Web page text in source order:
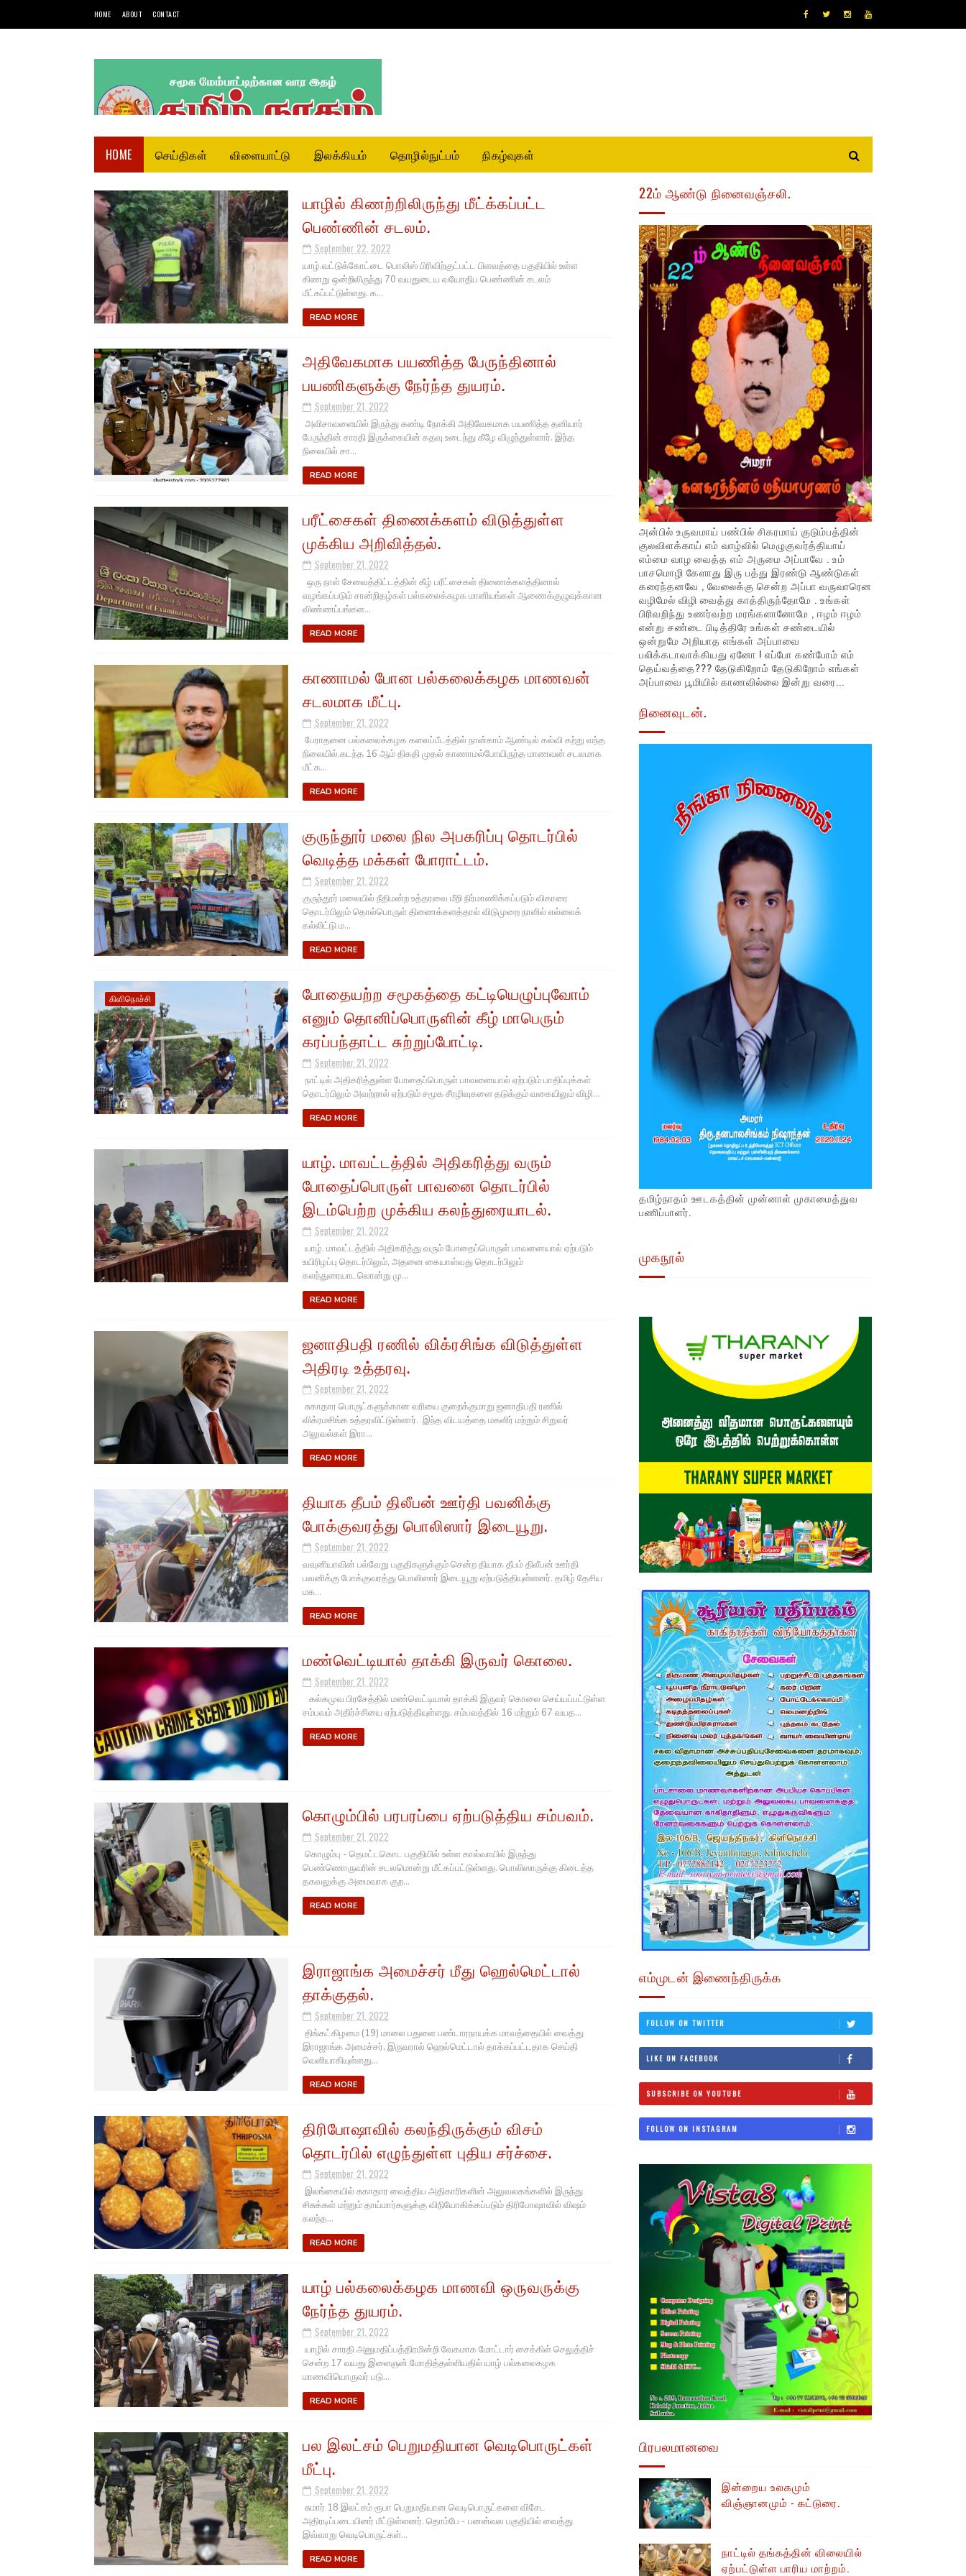
HOME ABOUT CONTACT
HOME செய்திகள் விளையாட்டு இலக்கியம் தொழில்நுட்பம் நிகழ்வுகள்
யாழில் கிணற்றிலிருந்து மீட்க்கப்பட்ட
பெண்ணின் சடலம்.
September 22, 2022
யாழ்.வட்டுக்கோட்டை பொலிஸ் பிரிவிற்குட்பட்ட பிளவத்தை பகுதியில் உள்ள
கிணறு ஒன்றிலிருந்து 70 வயதுடைய வயோதிப பெண்ணின் சடலம்
மீட்கப்பட்டுள்ளது. க...
READ MORE
அதிவேகமாக பயணித்த பேருந்தினால்
பயணிகளுக்கு நேர்ந்த துயரம்.
September 21, 2022
அவிசாவளையில் இருந்து கண்டி நோக்கி அதிவேகமாக பயணித்த தனியார்
பேருந்தின் சாரதி இருக்கையின் கதவு உடைந்து கீழே விழுந்துள்ளார். இந்த
நிலையில் சா...
READ MORE
பரீட்சைகள் திணைக்களம் விடுத்துள்ள
முக்கிய அறிவித்தல்.
September 21, 2022
ஒரு நாள் சேவைத்திட்டத்தின் கீழ் பரீட்சைகள் திணைக்களத்தினால்
வழங்கப்படும் சான்றிதழ்கள் பல்கலைக்கழக மானியங்கள் ஆணைக்குழுவுக்கான
விண்ணப்பங்கள...
READ MORE
காணாமல் போன பல்கலைக்கழக மாணவன்
சடலமாக மீட்பு.
September 21, 2022
பேராதனை பல்கலைக்கழக கலைப்பீடத்தில் நான்காம் ஆண்டில் கல்வி கற்று வந்த
நிலையில்,கடந்த 16 ஆம் திகதி முதல் காணாமல்போயிருந்த மாணவன் சடலமாக
மீட்க...
READ MORE
குருந்தூர் மலை நில அபகரிப்பு தொடர்பில்
வெடித்த மக்கள் போராட்டம்.
September 21, 2022
குருந்தூர் மலையில் நீதிமன்ற உத்தரவை மீறி நிர்மாணிக்கப்படும் விகாரை
தொடர்பிலும் தொல்பொருள் திணைக்களத்தால் விடுமுறை நாளில் எல்லைக்
கல்லிட்டு ம...
READ MORE
கிளிநொச்சி
போதையற்ற சமூகத்தை கட்டியெழுப்புவோம்
எனும் தொனிப்பொருளின் கீழ் மாபெரும்
கரப்பந்தாட்ட சுற்றுப்போட்டி.
September 21, 2022
நாட்டில் அதிகரித்துள்ள போதைப்பொருள் பாவனையால் ஏற்படும் பாதிப்புக்கள்
தொடர்பிலும் அவற்றால் ஏற்படும் சமூக சீரழிவுகளை தடுக்கும் வகையிலும் விழி...
READ MORE
யாழ். மாவட்டத்தில் அதிகரித்து வரும்
போதைப்பொருள் பாவனை தொடர்பில்
இடம்பெற்ற முக்கிய கலந்துரையாடல்.
September 21, 2022
யாழ். மாவட்டத்தில் அதிகரித்து வரும் போதைப்பொருள் பாவனையால் ஏற்படும்
உயிரிழப்பு தொடர்பிலும், அதனை கையாள்வது தொடர்பிலும்
கலந்துரையாடலொன்று மு...
READ MORE
ஜனாதிபதி ரணில் விக்ரசிங்க விடுத்துள்ள
அதிரடி உத்தரவு.
September 21, 2022
சுகாதார பொருட்களுக்கான வரியை குறைக்குமாறு ஜனாதிபதி ரணில்
விக்ரமசிங்க உத்தரவிட்டுள்ளார். இந்த விடயத்தை மகளிர் மற்றும் சிறுவர்
அலுவல்கள் இரா...
READ MORE
தியாக தீபம் திலீபன் ஊர்தி பவனிக்கு
போக்குவரத்து பொலிஸார் இடையூறு.
September 21, 2022
வவுனியாவின் பல்வேறு பகுதிகளுக்கும் சென்ற தியாக தீபம் திலீபன் ஊர்தி
பவனிக்கு போக்குவரத்து பொலிஸார் இடையூறு ஏற்படுத்தியுள்ளனர். தமிழ் தேசிய
மக...
READ MORE
மண்வெட்டியால் தாக்கி இருவர் கொலை.
September 21, 2022
கல்கமுவ பிரசேத்தில் மண்வெட்டியால் தாக்கி இருவர் கொலை செய்யப்பட்டுள்ள
சம்பவம் அதிர்ச்சியை ஏற்படுத்தியுள்ளது. சம்பவத்தில் 16 மற்றும் 67 வயத...
READ MORE
கொழும்பில் பரபரப்பை ஏற்படுத்திய சம்பவம்.
September 21, 2022
கொழும்பு - தெமட்டகொட பகுதியில் உள்ள கால்வாயில் இருந்து
பெண்ணொருவரின் சடலமொன்று மீட்கப்பட்டுள்ளது. பொலிஸாருக்கு கிடைத்த
தகவலுக்கு அமைவாக குற...
READ MORE
இராஜாங்க அமைச்சர் மீது ஹெல்மெட்டால்
தாக்குதல்.
September 21, 2022
திங்கட்கிழமை (19) மாலை பதுளை பண்டாரநாயக்க மாவத்தையில் வைத்து
இராஜாங்க அமைச்சர், இருவரால் ஹெல்மெட்டால் தாக்கப்பட்டதாக செய்தி
வெளியாகியுள்ளது...
READ MORE
திரிபோஷாவில் கலந்திருக்கும் விசம்
தொடர்பில் எழுந்துள்ள புதிய சர்ச்சை.
September 21, 2022
இலங்கையில் சுகாதார வைத்திய அதிகாரிகளின் அலுவலகங்களில் இருந்து
சிசுக்கள் மற்றும் தாய்மார்களுக்கு விநியோகிக்கப்படும் திரிபோஷாவில் விஷம்
கலந்த...
READ MORE
யாழ் பல்கலைக்கழக மாணவி ஒருவருக்கு
நேர்ந்த துயரம்.
September 21, 2022
யாழில் சாரதி அனுமதிப்பத்திரமின்றி வேகமாக மோட்டார் சைக்கிள் செலுத்திச்
சென்ற 17 வயது இளைஞன் மோதித்தள்ளியதில் யாழ் பல்கலைகழக
மாணவியொருவர் படு...
READ MORE
பல இலட்சம் பெறுமதியான வெடிபொருட்கள்
மீட்பு.
September 21, 2022
சுமார் 18 இலட்சம் ரூபா பெறுமதியான வெடிபொருட்களை விசேட
அதிரடிப்படையினர் மீட்டுள்ளனர். தொம்பே - பனன்வல பகுதியில் வைத்து
இவ்வாறு வெடிபொருட்கள்...
READ MORE
22ம் ஆண்டு நினைவஞ்சலி.
அன்பில் உருவமாய் பண்பில் சிகரமாய் குடும்பத்தின்
குலவிளக்காய் எம் வாழ்வில் மெழுகுவர்த்தியாய்
எம்மை வாழ வைத்த எம் அருமை அப்பாவே . உம்
பாசமொழி கேளாது இரு பத்து இரண்டு ஆண்டுகள்
கரைந்தனவே , வேலைக்கு சென்ற அப்பா வருவாரென
வழிமேல் விழி வைத்து காத்திருந்தோமே . உங்கள்
பிரிவறிந்து உணர்வற்ற மரங்களானோமே , ஈழம் ஈழம்
என்று சண்டை பிடித்திரே உங்கள் சண்டையில்
ஒன்றுமே அறியாத எங்கள் அப்பாவை
பலிக்கடாவாக்கியது ஏனோ ! எப்போ கண்போம் எம்
தெய்வத்தை??? தேடுகிறோம் தேடுகிறோம் எங்கள்
அப்பாவை பூமியில் காணவில்லை இன்று வரை...
நினைவுடன்.
தமிழ்நாதம் ஊடகத்தின் முன்னாள் முகாமைத்துவ
பணிப்பாளர்.
முகநூல்
எம்முடன் இணைந்திருக்க
FOLLOW ON TWITTER
LIKE ON FACEBOOK
SUBSCRIBE ON YOUTUBE
FOLLOW ON INSTAGRAM
பிரபலமானவை
இன்றைய உலகமும்
விஞ்ஞானமும் - கட்டுரை.
நாட்டில் தங்கத்தின் விலையில்
ஏற்பட்டுள்ள பாரிய மாற்றம்.